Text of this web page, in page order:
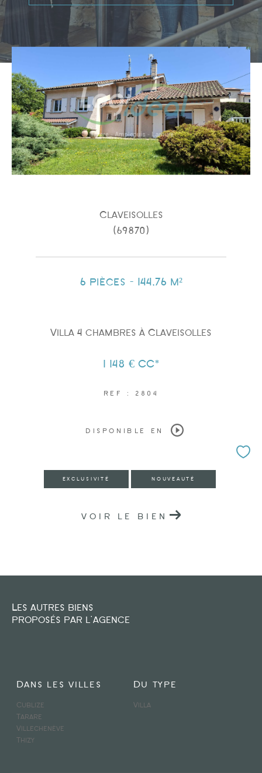
Claveisolles
(69870)
6 pièces - 144,76 m²
Villa 4 chambres à Claveisolles
1 148 € CC*
REF : 2804
DISPONIBLE EN
EXCLUSIVITÉ NOUVEAUTÉ
VOIR LE BIEN
Les autres biens
proposés par l'agence
Dans les villes
Cublize
Tarare
Villechenève
Thizy
Du type
Villa
Budget
PIÈCES
AFFINER LES CRITÈRES